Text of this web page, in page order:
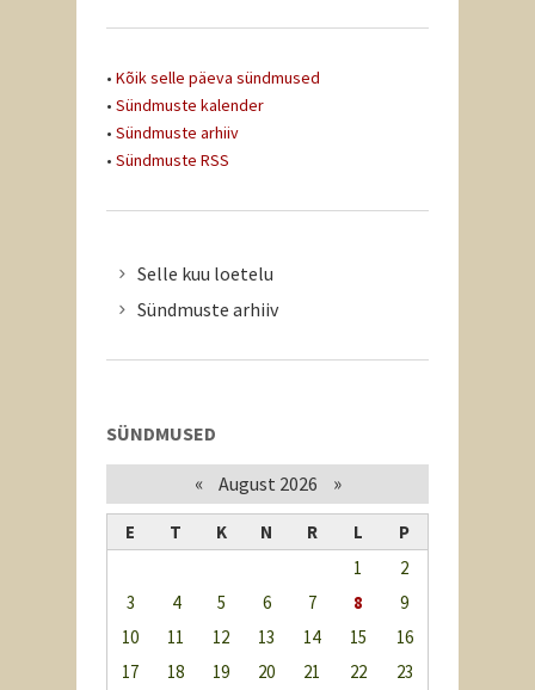
• Kõik selle päeva sündmused
• Sündmuste kalender
• Sündmuste arhiiv
• Sündmuste RSS
Selle kuu loetelu
Sündmuste arhiiv
SÜNDMUSED
« August 2026 »
E T K N R L
P
1
2
3
4 5 6 7 8
9
10
11 12 13 14 15
16
17
18 19 20 21 22
23